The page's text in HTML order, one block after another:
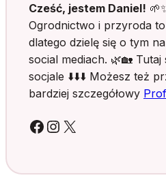
c
z
e
n
i
o
d
a
ć
m
n
i
e
,
a
Cześć, jestem Daniel!
Ogrodnictwo i przyroda
dlatego dzielę się o tym
social mediach. 🌿🏡 Tutaj
socjale ⬇️⬇️⬇️ Możesz też
bardziej szczegółowy
Facebook Instagram X